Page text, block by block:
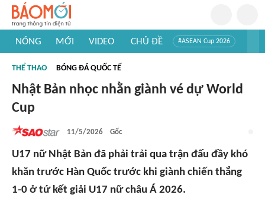
NÓNG MỚI VIDEO CHỦ ĐỀ #ASEAN Cup 2026
#Khám phá thế giới
THỂ THAO BÓNG ĐÁ QUỐC TẾ
Nhật Bản nhọc nhằn giành vé dự World
Cup
11/5/2026 Gốc
U17 nữ Nhật Bản đã phải trải qua trận đấu đầy khó
khăn trước Hàn Quốc trước khi giành chiến thắng
1-0 ở tứ kết giải U17 nữ châu Á 2026.